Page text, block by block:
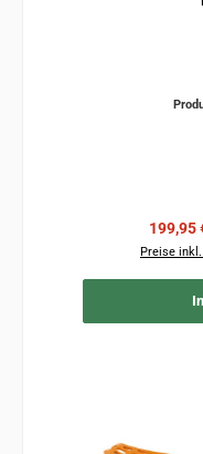
199,95
Preise